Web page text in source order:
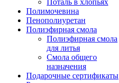
Поталь в хлопьях
Полимочевина
Пенополиуретан
Полиэфирная смола
Полиэфирная смола
для литья
Смола общего
назначения
Подарочные сертификаты